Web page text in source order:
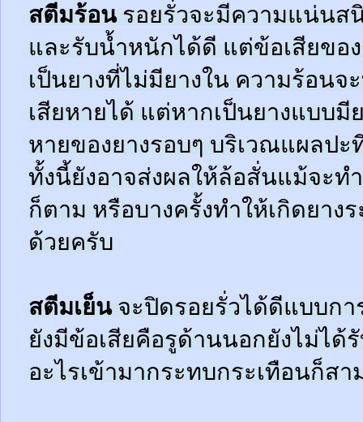
สตีมร้อนรอยรั่วจะมีความแน่นส
และรับน้ำหนักได้ดี แต่ข้อเสียขอ
เป็นยางที่ไม่มียางใน ความร้อนจ
เสียหายได้ แต่หากเป็นยางแบบมี
หายของยางรอบๆ บริเวณแผลป
ทั้งนี้ยังอาจส่งผลให้ล้อสั่นแม้จะท
ก็ตาม หรือบางครั้งทำให้เกิดยา
ด้วยครับ
สตีมเย็นจะปิดรอยรั่วได้ดีแบบก
ยังมีข้อเสียคือรูด้านนอกยังไม่ได้
อะไรเข้ามากระทบกระเทือนก็ส